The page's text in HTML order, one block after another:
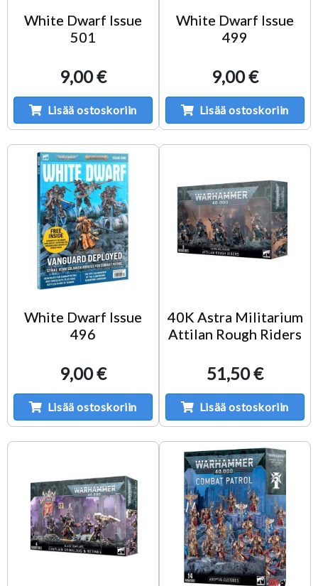
White Dwarf Issue
501
9,00 €
Lisää ostoskoriin
White Dwarf Issue
499
9,00 €
Lisää ostoskoriin
White Dwarf Issue
496
9,00 €
Lisää ostoskoriin
40K Astra Militarium
Attilan Rough Riders
51,50 €
Lisää ostoskoriin